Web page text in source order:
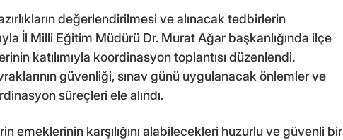
değerlendirilmesi ve alınacak tedbirlerin
İl Milli Eğitim Müdürü Dr. Murat Ağar başkanlığında ilçe
katılımıyla koordinasyon toplantısı düzenlendi.
güvenliği, sınav günü uygulanacak önlemler ve
süreçleri ele alındı.
emeklerinin karşılığını alabilecekleri huzurlu ve güvenli bir